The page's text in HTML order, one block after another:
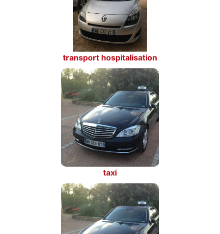
transport hospitalisation
taxi